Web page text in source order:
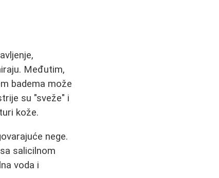
Međutim,
badema može
su "sveže" i
kože.
nege.
salicilnom
voda i